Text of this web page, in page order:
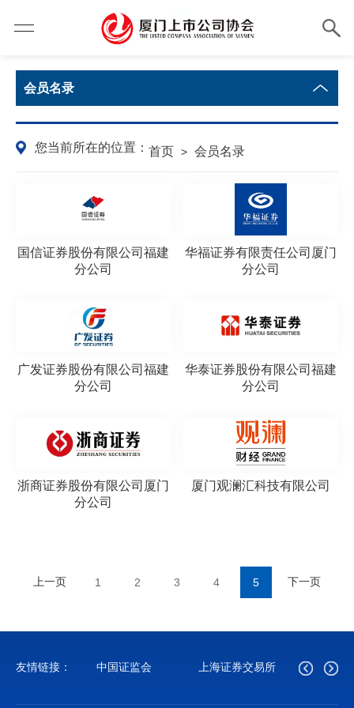
会员名录
您当前所在的位置： 首页 > 会员名录
国信证券股份有限公司福建
分公司
华福证券有限责任公司厦门
分公司
广发证券股份有限公司福建
分公司
华泰证券股份有限公司福建
分公司
浙商证券股份有限公司厦门
分公司
厦门观澜汇科技有限公司
上一页 1 2 3 4 5 下一页
友情链接： 中国证监会 上海证券交易所 深圳证